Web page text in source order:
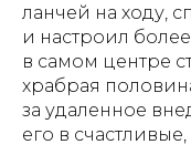
ланчей на ходу,
и настроил
в самом центре
храбрая
за удаленное
его в